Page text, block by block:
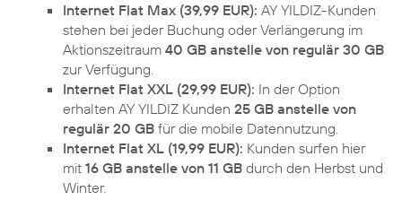
Internet Flat Max (39,99 EUR): AY YILDIZ-Kunden
stehen bei jeder Buchung oder Verlängerung im
Aktionszeitraum 40 GB anstelle von regulär 30 GB
zur Verfügung.
Internet Flat XXL (29,99 EUR): In der Option
erhalten AY YILDIZ Kunden 25 GB anstelle von
regulär 20 GB für die mobile Datennutzung.
Internet Flat XL (19,99 EUR): Kunden surfen hier
mit 16 GB anstelle von 11 GB durch den Herbst und
Winter.